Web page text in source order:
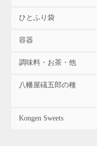
ひとふり袋
容器
調味料・お茶・他
八幡屋礒五郎の種
Kongen Sweets